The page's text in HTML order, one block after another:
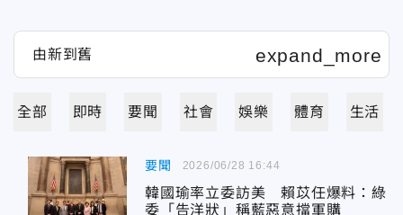
全部 即時 要聞 社會 娛樂 體育 生活
要聞
韓國瑜率立委訪美 賴苡任爆料：綠
委「告洋狀」稱藍惡意擋軍購
2026/06/28 16:44